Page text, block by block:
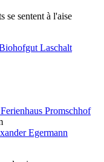
se sentent à l'aise
Promschhof